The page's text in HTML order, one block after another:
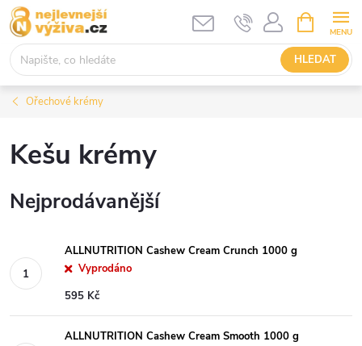
Přejít
na
obsah
HLEDAT
NÁKUPNÍ
KOŠÍK
Ořechové krémy
Kešu krémy
Nejprodávanější
ALLNUTRITION Cashew Cream Crunch 1000 g
Vyprodáno
595 Kč
ALLNUTRITION Cashew Cream Smooth 1000 g